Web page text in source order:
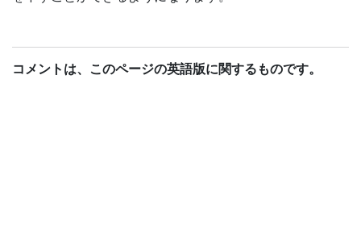
コメントは、このページの英語版に関するものです。